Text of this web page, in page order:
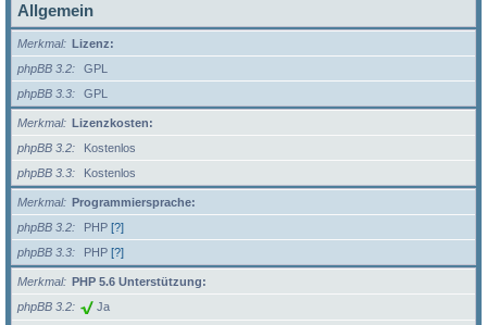
Allgemein
Merkmal
Lizenz:
phpBB 3.2
GPL
phpBB 3.3
GPL
Merkmal
Lizenzkosten:
phpBB 3.2
Kostenlos
phpBB 3.3
Kostenlos
Merkmal
Programmiersprache:
phpBB 3.2
PHP [?]
phpBB 3.3
PHP [?]
Merkmal
PHP 5.6 Unterstützung:
phpBB 3.2
Ja